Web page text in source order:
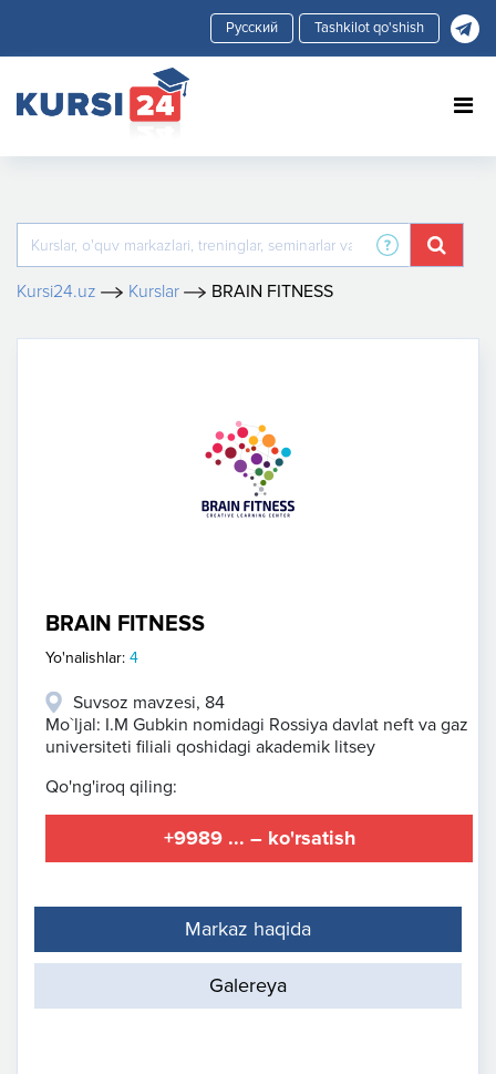
Tashkilot qo'shish
Kursi24.uz Kurslar BRAIN FITNESS
BRAIN FITNESS
Yo'nalishlar: 4
Suvsoz mavzesi, 84
Mo`ljal: I.M Gubkin nomidagi Rossiya davlat neft va gaz
universiteti filiali qoshidagi akademik litsey
Qo'ng'iroq qiling:
+9989 ... – ko'rsatish
Markaz haqida
Galereya